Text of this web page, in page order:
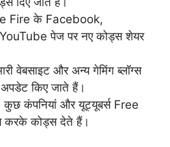
Fire के Facebook,
पेज पर नए कोड्स शेयर
वेबसाइट और अन्य गेमिंग ब्लॉग्स
किए जाते हैं।
कुछ कंपनियां और यूट्यूबर्स Free
करके कोड्स देते हैं।